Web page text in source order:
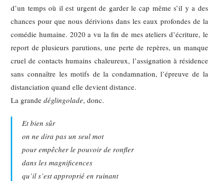
d’un temps où il est urgent de garder le cap même s’il y a des
chances pour que nous dérivions dans les eaux profondes de la
comédie humaine. 2020 a vu la fin de mes ateliers d’écriture, le
report de plusieurs parutions, une perte de repères, un manque
cruel de contacts humains chaleureux, l’assignation à résidence
sans connaître les motifs de la condamnation, l’épreuve de la
distanciation quand elle devient distance.
La grandedéglingolade, donc.
Et bien sûr
on ne dira pas un seul mot
pour empêcher le pouvoir de ronfler
dans les magnificences
qu’il s’est approprié en ruinant